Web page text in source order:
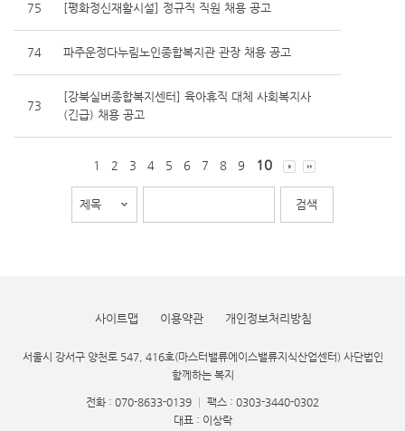
75 [평화정신재활시설] 정규직 직원 채용 공고
74 파주운정다누림노인종합복지관 관장 채용 공고
73
[강북실버종합복지센터] 육아휴직 대체 사회복지사
(긴급) 채용 공고
1 2 3 4 5 6 7 8 9 10
사이트맵 이용약관 개인정보처리방침
서울시 강서구 양천로 547, 416호(마스터밸류에이스밸류지식산업센터) 사단법인
함께하는 복지
전화 : 070-8633-0139
팩스 : 0303-3440-0302
대표 : 이상락